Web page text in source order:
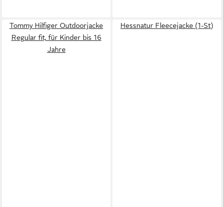
Tommy Hilfiger Outdoorjacke
Regular fit, für Kinder bis 16
Jahre
Hessnatur Fleecejacke (1-St)